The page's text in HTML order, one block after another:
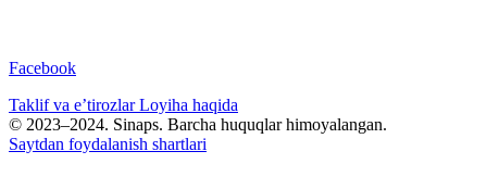
Facebook
Taklif va e’tirozlarLoyiha haqida
© 2023–2024. Sinaps. Barcha huquqlar himoyalangan.
Saytdan foydalanish shartlari